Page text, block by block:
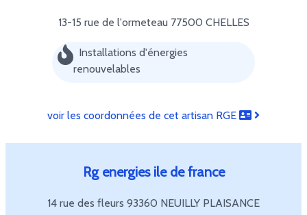
13-15 rue de l'ormeteau 77500 CHELLES
Installations d'énergies
renouvelables
voir les coordonnées de cet artisan RGE
Rg energies ile de france
14 rue des fleurs 93360 NEUILLY PLAISANCE